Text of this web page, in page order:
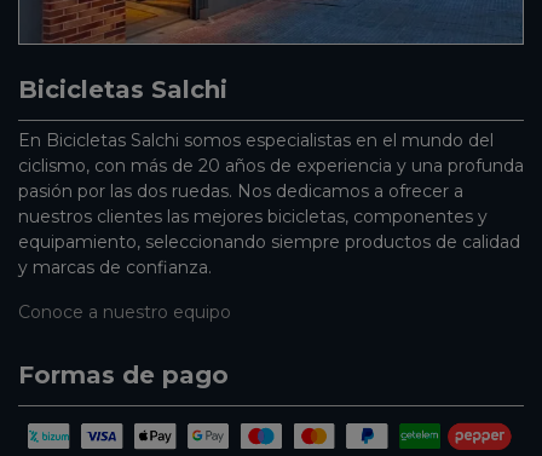
Bicicletas Salchi
En Bicicletas Salchi somos especialistas en el mundo del
ciclismo, con más de 20 años de experiencia y una profunda
pasión por las dos ruedas. Nos dedicamos a ofrecer a
nuestros clientes las mejores bicicletas, componentes y
equipamiento, seleccionando siempre productos de calidad
y marcas de confianza.
Conoce a nuestro equipo
Formas de pago